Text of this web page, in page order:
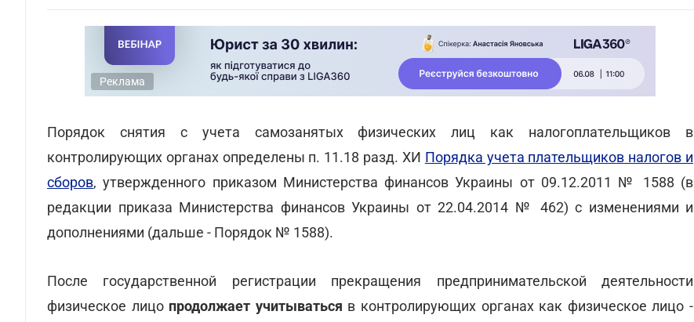
Реклама
Порядок снятия с учета самозанятых физических лиц как налогоплательщиков в
контролирующих органах определены п. 11.18 разд. ХИ Порядка учета плательщиков налогов и
сборов, утвержденного приказом Министерства финансов Украины от 09.12.2011 № 1588 (в
редакции приказа Министерства финансов Украины от 22.04.2014 № 462) с изменениями и
дополнениями (дальше - Порядок № 1588).
После государственной регистрации прекращения предпринимательской деятельности
физическое лицо продолжает учитываться в контролирующих органах как физическое лицо -